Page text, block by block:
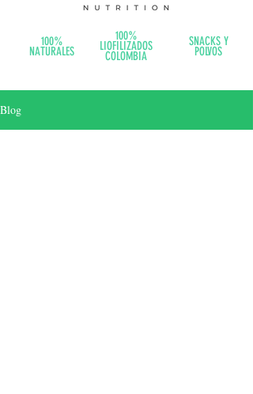
100%
LIOFILIZADOS
COLOMBIA
100%
NATURALES
SNACKS Y
POLVOS
Blog